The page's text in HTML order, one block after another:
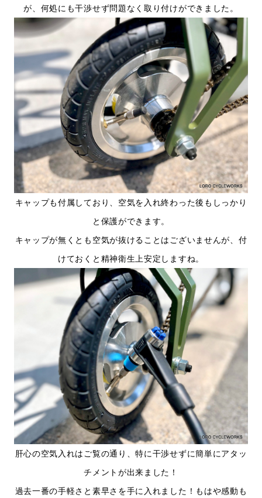
が、何処にも干渉せず問題なく取り付けができました。
キャップも付属しており、空気を入れ終わった後もしっかり
と保護ができます。
キャップが無くとも空気が抜けることはございませんが、付
けておくと精神衛生上安定しますね。
肝心の空気入れはご覧の通り、特に干渉せずに簡単にアタッ
チメントが出来ました！
過去一番の手軽さと素早さを手に入れました！もはや感動も